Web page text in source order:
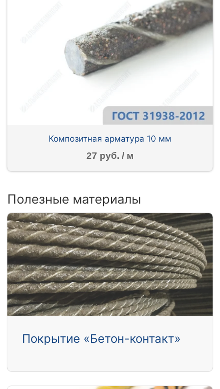
Композитная арматура 10 мм
27 руб. / м
Полезные материалы
Покрытие «Бетон-контакт»